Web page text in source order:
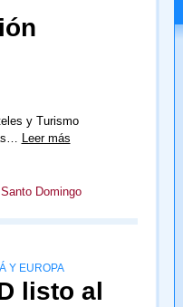
y Turismo
Leer más
Santo Domingo
Y EUROPA
listo al